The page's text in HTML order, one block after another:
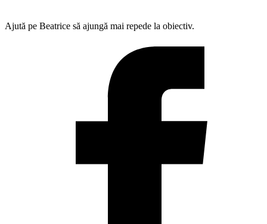
Ajută pe Beatrice să ajungă mai repede la obiectiv.